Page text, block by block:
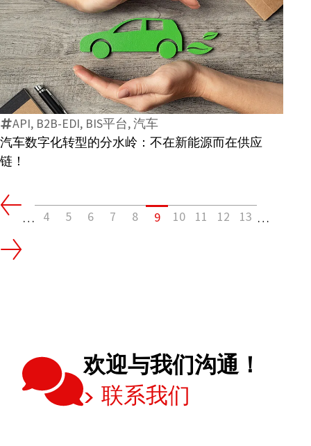
始
自
主
连
接
会
发
生
汽
车
数
字
化
转
在
供
应
API, B2B-EDI, BIS平台, 汽车
汽车数字化转型的分水岭：不在新能源而在供应
链！
… 4 5 6 7 8 9 10 11 12 13 …
欢迎与我们沟通！
联系我们